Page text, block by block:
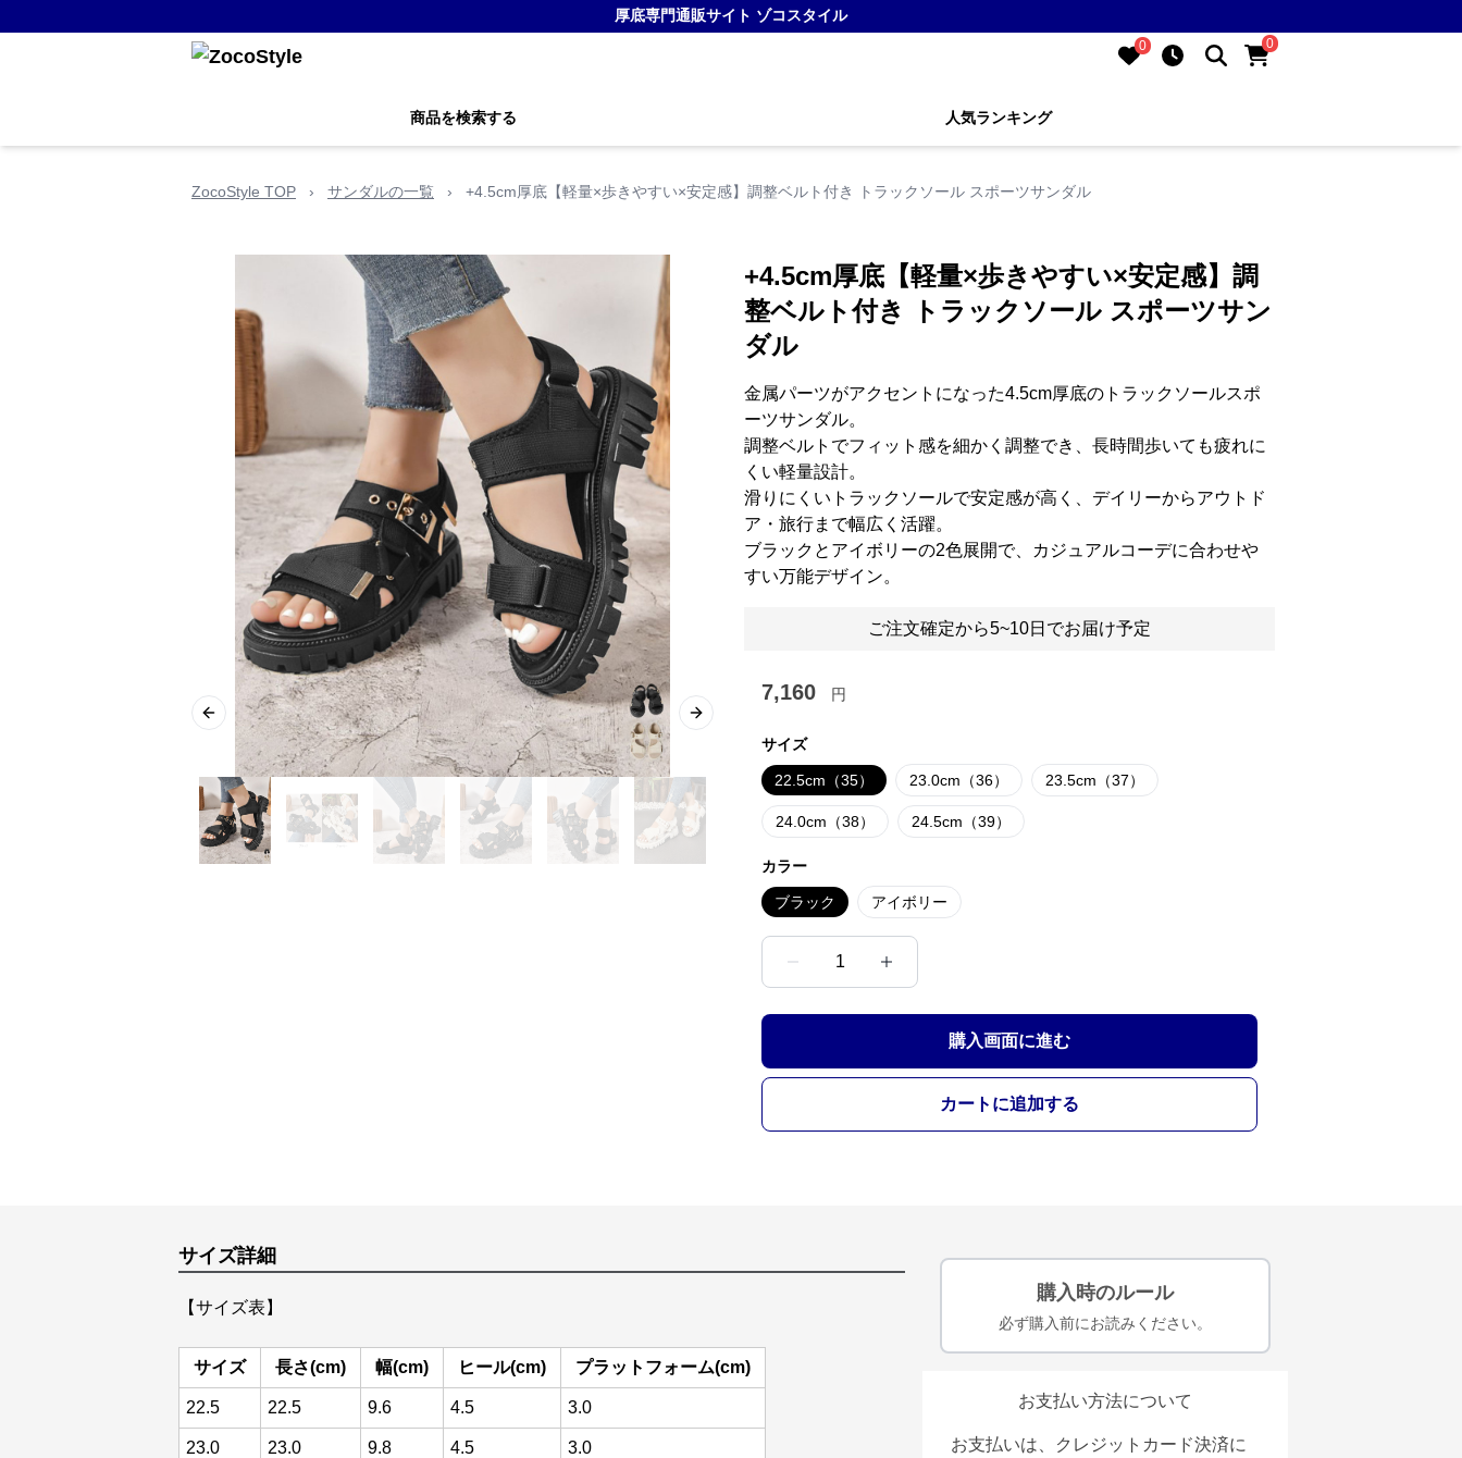
厚底専門通販サイト ゾコスタイル
0 0
商品を検索する 人気ランキング
ZocoStyle TOP › サンダルの一覧 › +4.5cm厚底【軽量×歩きやすい×安定感】調整ベルト付き トラックソール スポーツサンダル
Previous slide Next slide
+4.5cm厚底【軽量×歩きやすい×安定感】調
整ベルト付き トラックソール スポーツサン
ダル
金属パーツがアクセントになった4.5cm厚底のトラックソールスポ
ーツサンダル。
調整ベルトでフィット感を細かく調整でき、長時間歩いても疲れに
くい軽量設計。
滑りにくいトラックソールで安定感が高く、デイリーからアウトド
ア・旅行まで幅広く活躍。
ブラックとアイボリーの2色展開で、カジュアルコーデに合わせや
すい万能デザイン。
ご注文確定から5~10日でお届け予定
7,160 円
サイズ
22.5cm（35） 23.0cm（36） 23.5cm（37）
24.0cm（38） 24.5cm（39）
カラー
ブラック アイボリー
1
購入画面に進む
カートに追加する
サイズ詳細
【サイズ表】
サイズ 長さ(cm) 幅(cm) ヒール(cm) プラットフォーム(cm)
22.5 22.5 9.6 4.5 3.0
23.0 23.0 9.8 4.5 3.0
購入時のルール
必ず購入前にお読みください。
お支払い方法について
お支払いは、クレジットカード決済に